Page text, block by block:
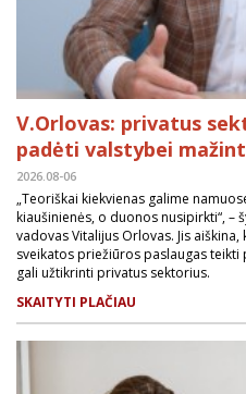
V.Orlovas: privatus
padėti valstybei
2026.08-06
„Teoriškai kiekvienas galime
kiaušinienės, o duonos nusipirkti“, –
vadovas Vitalijus Orlovas. Jis
sveikatos priežiūros paslaugas
gali užtikrinti privatus sektorius.
SKAITYTI PLAČIAU